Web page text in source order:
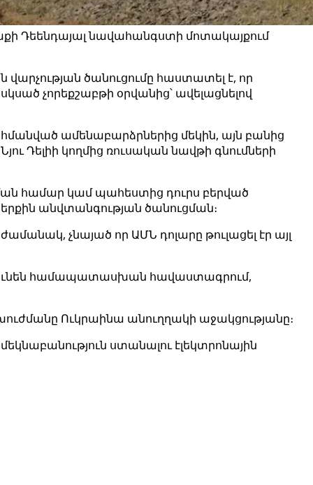
Դեենդայալ նավահանգստի մոտակայքում
ծանուցումը հաստատել է, որ
չորեքշաբթի օրվանից՝ ավելացնելով
ամենաբարձրներից մեկին, այն բանից
Դելիի կողմից ռուսական նավթի գնումների
համար կամ պահեստից դուրս բերված
անվտանգության ծանուցման։
չնայած որ ԱՄՆ դոլարը թուլացել էր այլ
ունեն համապատասխան հավաստագրում,
Ուկրաինա անուղղակի աջակցությանը։
ստանալու էլեկտրոնային